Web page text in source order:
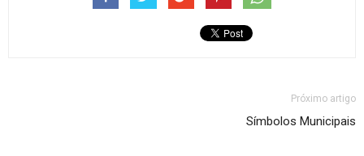
Próximo artigo
Símbolos Municipais